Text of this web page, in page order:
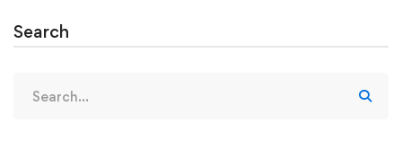
Search
for: